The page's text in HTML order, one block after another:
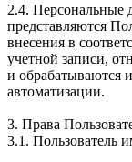
2.4. Персональные
представляются
внесения в
учетной записи,
и обрабатываются
автоматизации.
3. Права
3.1. Пользователь